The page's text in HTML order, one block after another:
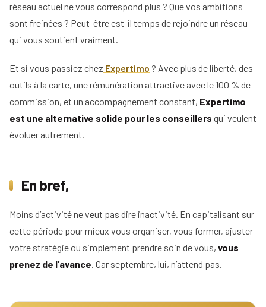
réseau actuel ne vous correspond plus ? Que vos ambitions
sont freinées ? Peut-être est-il temps de rejoindre un réseau
qui vous soutient vraiment.
Et si vous passiez chez Expertimo ? Avec plus de liberté, des
outils à la carte, une rémunération attractive avec le 100 % de
commission, et un accompagnement constant, Expertimo
est une alternative solide pour les conseillers qui veulent
évoluer autrement.
En bref,
Moins d’activité ne veut pas dire inactivité. En capitalisant sur
cette période pour mieux vous organiser, vous former, ajuster
votre stratégie ou simplement prendre soin de vous, vous
prenez de l’avance. Car septembre, lui, n’attend pas.